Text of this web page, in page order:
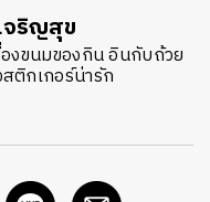
ริญสุข
งขนมของกิน อินกับถ้วย
ติกเกอร์น่ารัก